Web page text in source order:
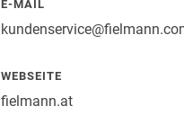
E-MAIL
WEBSEITE
fielmann.at